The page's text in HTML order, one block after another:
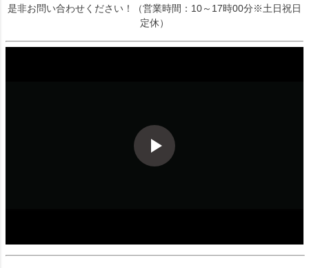
是非お問い合わせください！（営業時間：10～17時00分※土日祝日
定休）